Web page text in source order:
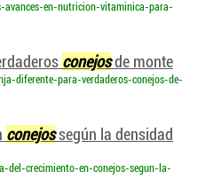
avances-en-nutricion-vitaminica-para-
conejosde monte
diferente-para-verdaderos-conejos-de-
conejossegún la densidad
del-crecimiento-en-conejos-segun-la-